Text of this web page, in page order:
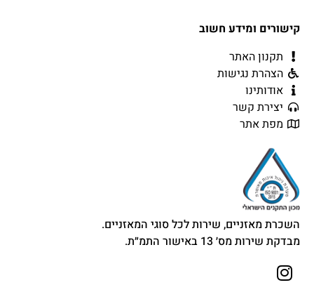
קישורים ומידע חשוב
תקנון האתר
הצהרת נגישות
אודותינו
יצירת קשר
מפת אתר
השכרת מאזניים, שירות לכל סוגי המאזניים.
מבדקת שירות מס׳ 13 באישור התמ״ת.